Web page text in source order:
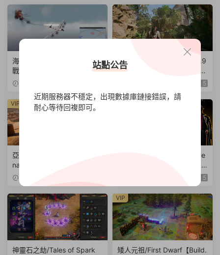
标.手柄】
海上力量：導彈時代的海軍作
戰/Sea Power : Naval Comb
at in the Missile Age【v0.1.
簡體中文|支持鍵盤.鼠标】
落日餘晖/IfSunSets【v0.3.9
|容量21.9GB|官方簡體中文|
5
亞利桑那陽光重制版VR/Arizo
na Sunshine Remake VR【v
1.0.0|容量38.5GB|官方簡體
中文|支持鍵盤.鼠标.手柄】
VIP
蠕行的恐懼：克蘇魯選集/Me
nace from the Deep【v1.0.0
|容量2.96GB|官方簡體中文|
支持鍵盤.鼠标.手柄】
5
神靈石之劫/Tales of Spark
矮人元祖/First Dwarf【Build.
VIP
站點公告
近期服務器不穩定，出現數據庫鏈接錯誤，請
耐心等待回複即可。